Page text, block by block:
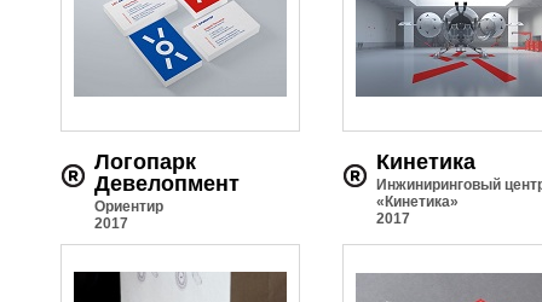
Логопарк
Девелопмент
Ориентир
2017
Кинетика
Инжиниринговый
«Кинетика»
2017